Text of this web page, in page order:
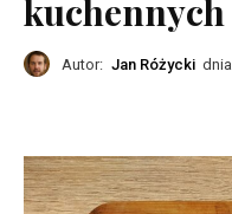
kuchennych
Autor: Jan Różycki dnia